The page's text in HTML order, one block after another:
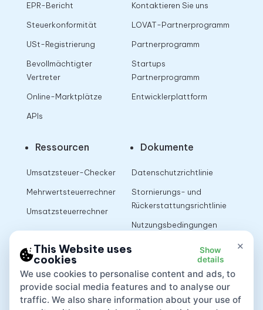
EPR-Bericht
Steuerkonformität
USt-Registrierung
Bevollmächtigter
Vertreter
Online-Marktplätze
APIs
Kontaktieren Sie uns
LOVAT-Partnerprogramm
Partnerprogramm
Startups
Partnerprogramm
Entwicklerplattform
Ressourcen
Umsatzsteuer-Checker
Mehrwertsteuerrechner
Umsatzsteuerrechner
Dokumente
Datenschutzrichtlinie
Stornierungs- und
Rückerstattungsrichtlinie
Nutzungsbedingungen
×
This Website uses
cookies
Show
details
We use cookies to personalise content and ads, to
provide social media features and to analyse our
traffic. We also share information about your use of